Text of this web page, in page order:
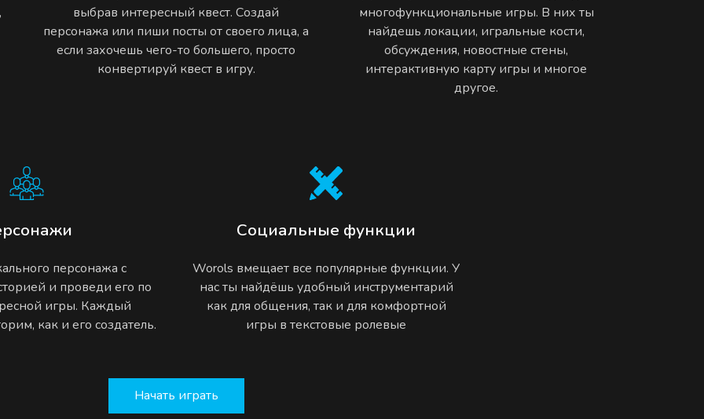
выбрав интересный квест. Создай
персонажа или пиши посты от своего лица, а
если захочешь чего-то большего, просто
конвертируй квест в игру.
многофункциональные игры. В них ты
найдешь локации, игральные кости,
обсуждения, новостные стены,
интерактивную карту игры и многое
другое.
персонажа с
и проведи его по
игры. Каждый
как и его создатель.
Социальные функции
Worols вмещает все популярные функции. У
нас ты найдёшь удобный инструментарий
как для общения, так и для комфортной
игры в текстовые ролевые
Начать играть